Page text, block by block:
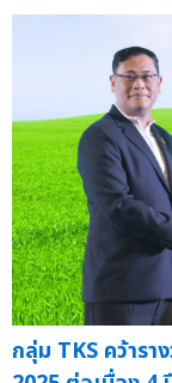
กลุ่ม TKS คว้าร